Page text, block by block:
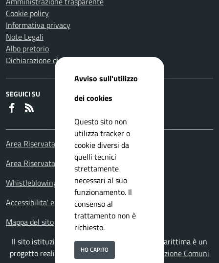
Cookie policy
Informativa privacy
Note Legali
Albo pretorio
Dichiarazione di accessibilità
SEGUICI SU
Faceboook
Area Riservata Consiglieri Comunali
Area Riservata Polizia Locale
Whistleblowing – Segnalazioni illeciti
Accessibilita' e meccanismo di feedback
Mappa del sito
Il sito istituzionale del Comune di Falconara Marittima è un
progetto realizzato daISWEB S.p.A.
Soluzione Comuni
Avviso sull'utilizzo
dei cookies
Questo sito non
utilizza tracker o
cookie diversi da
quelli tecnici
strettamente
necessari al suo
funzionamento. Il
consenso al
trattamento non è
richiesto.
HO CAPITO